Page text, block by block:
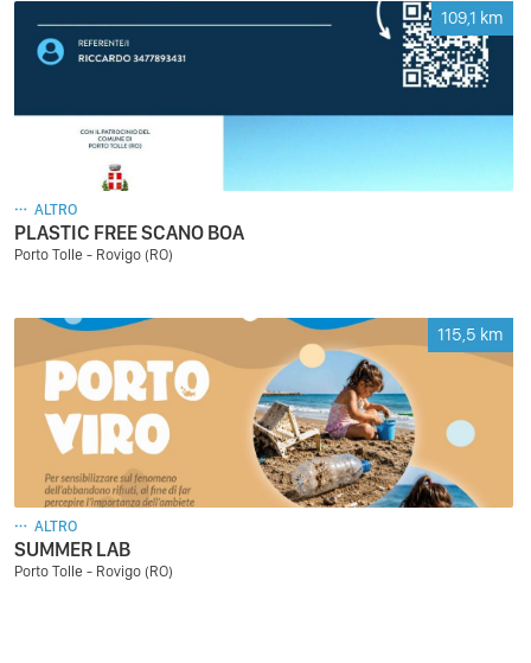
109,1 km
ALTRO
PLASTIC FREE SCANO BOA
Porto Tolle - Rovigo (RO)
115,5 km
ALTRO
SUMMER LAB
Porto Tolle - Rovigo (RO)